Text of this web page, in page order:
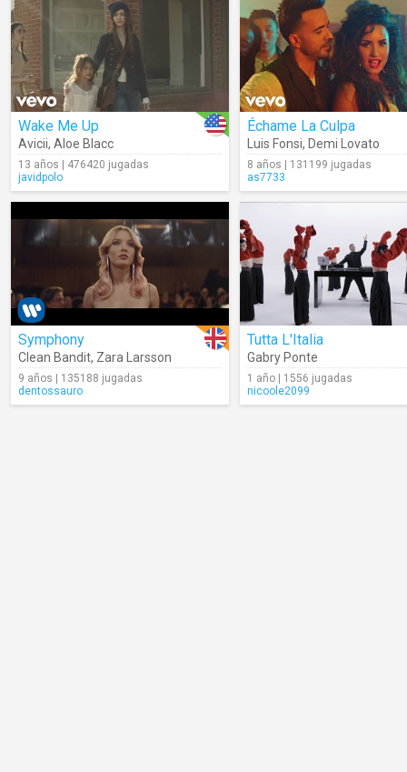
Wake Me Up
Avicii, Aloe Blacc
13 años | 476420 jugadas
javidpolo
Échame La Culpa
Luis Fonsi, Demi Lovato
8 años | 131199 jugadas
as7733
Symphony
Clean Bandit, Zara Larsson
9 años | 135188 jugadas
dentossauro
Tutta L'Italia
Gabry Ponte
1 año | 1556 jugadas
nicoole2099